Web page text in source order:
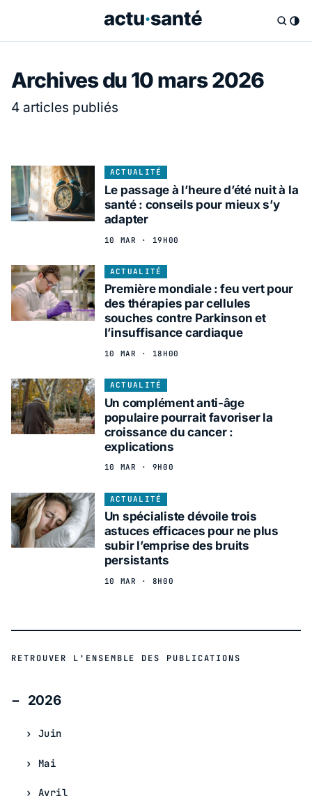
Archives du 10 mars 2026
4 articles publiés
ACTUALITÉ
Le passage à l’heure d’été nuit à la
santé : conseils pour mieux s’y
adapter
10 MAR · 19H00
ACTUALITÉ
Première mondiale : feu vert pour
des thérapies par cellules
souches contre Parkinson et
l’insuffisance cardiaque
10 MAR · 18H00
ACTUALITÉ
Un complément anti-âge
populaire pourrait favoriser la
croissance du cancer :
explications
10 MAR · 9H00
ACTUALITÉ
Un spécialiste dévoile trois
astuces efficaces pour ne plus
subir l’emprise des bruits
persistants
10 MAR · 8H00
RETROUVER L'ENSEMBLE DES PUBLICATIONS
2026
Juin
Mai
Avril